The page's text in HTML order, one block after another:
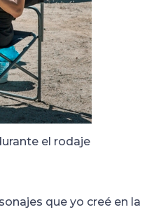
el rodaje
que yo creé en la